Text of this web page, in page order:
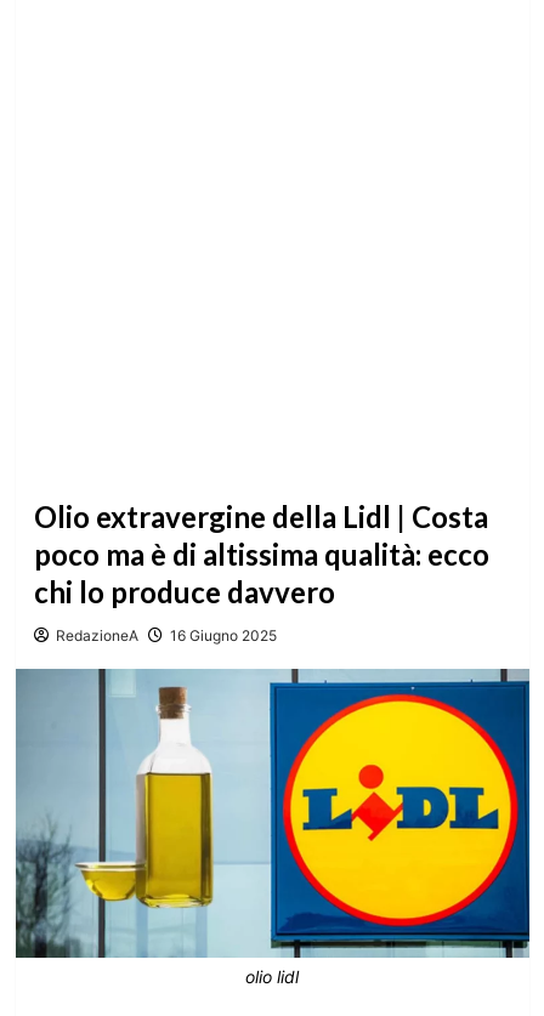
Olio extravergine della Lidl | Costa
poco ma è di altissima qualità: ecco
chi lo produce davvero
RedazioneA 16 Giugno 2025
olio lidl